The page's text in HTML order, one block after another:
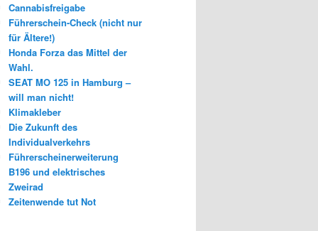
Cannabisfreigabe
Führerschein-Check (nicht nur
für Ältere!)
Honda Forza das Mittel der
Wahl.
SEAT MO 125 in Hamburg –
will man nicht!
Klimakleber
Die Zukunft des
Individualverkehrs
Führerscheinerweiterung
B196 und elektrisches
Zweirad
Zeitenwende tut Not